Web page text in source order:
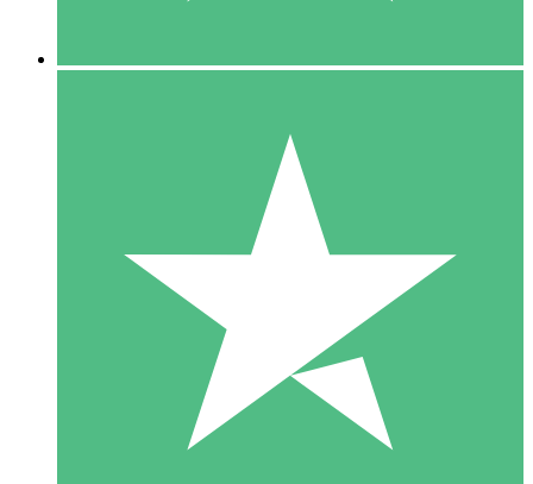
10 Downloads
20 00